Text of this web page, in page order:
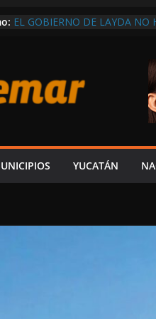
EL GOBIERNO DE LAYDA NO
VEDA DE CAMARÓN Y
RIBEREÑOS; INGRESOS
EXGOBERNADOR ÁNGEL “N”
ORDENAR LA
FGR
¡SE ESTÁ SALIENDO DAE
YUCATÁN